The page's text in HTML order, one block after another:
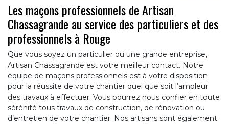
Les maçons professionnels de Artisan
Chassagrande au service des particuliers et des
professionnels à Rouge
Que vous soyez un particulier ou une grande entreprise,
Artisan Chassagrande est votre meilleur contact. Notre
équipe de maçons professionnels est à votre disposition
pour la réussite de votre chantier quel que soit l’ampleur
des travaux à effectuer. Vous pourrez nous confier en toute
sérénité tous travaux de construction, de rénovation ou
d’entretien de votre chantier. Nos artisans sont également